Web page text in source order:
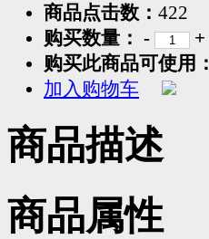
商品点击数： 422
购买数量： - +
购买此商品可使用：
加入购物车
商品描述
商品属性